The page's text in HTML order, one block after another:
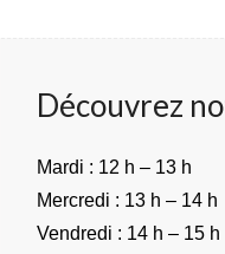
Découvrez
Mardi : 12 h – 13 h
Mercredi : 13 h – 14 h
Vendredi : 14 h – 15 h